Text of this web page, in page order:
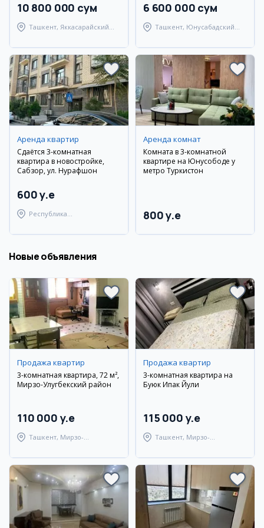
10 800 000 сум
Ташкент, Яккасарайский
6 600 000 сум
Ташкент, Юнусабадский
Аренда квартир
Сдаётся 3-комнатная
квартира в новостройке,
Сабзор, ул. Нурафшон
600 y.e
Республика
Берунийский район
Аренда комнат
Комната в 3-комнатной
квартире на Юнусободе у
метро Туркистон
800 y.e
Новые объявления
Продажа квартир
3-комнатная квартира, 72 м²,
Мирзо-Улугбекский район
110 000 y.e
Ташкент, Мирзо-
Продажа квартир
3-комнатная квартира на
Буюк Ипак Йули
115 000 y.e
Ташкент, Мирзо-